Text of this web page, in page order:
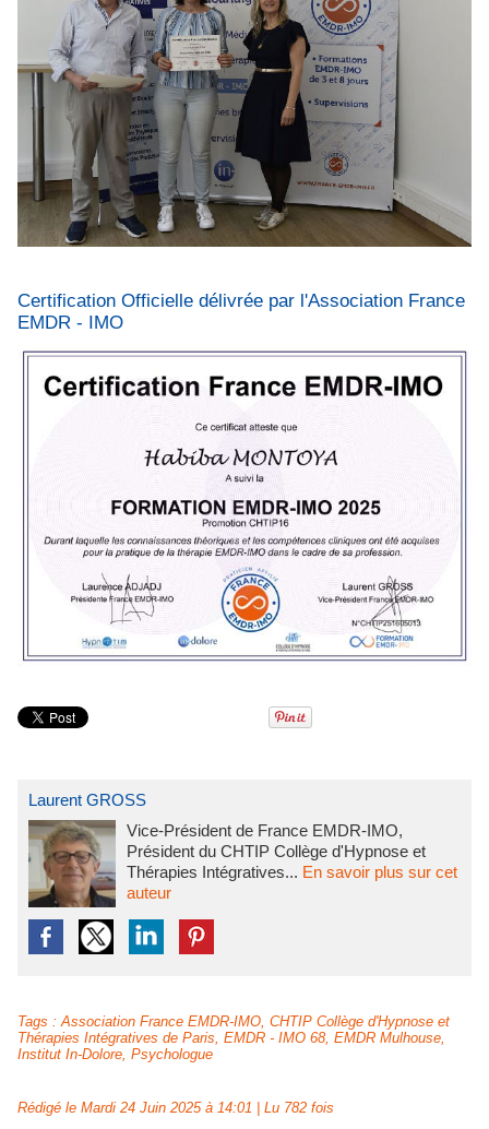
Certification Officielle délivrée par l'Association France
EMDR - IMO
Laurent GROSS
Vice-Président de France EMDR-IMO,
Président du CHTIP Collège d'Hypnose et
Thérapies Intégratives... En savoir plus sur cet
auteur
Tags :Association France EMDR-IMO, CHTIP Collège d'Hypnose et
Thérapies Intégratives de Paris, EMDR - IMO 68, EMDR Mulhouse,
Institut In-Dolore, Psychologue
Rédigé le Mardi 24 Juin 2025 à 14:01 | Lu 782 fois